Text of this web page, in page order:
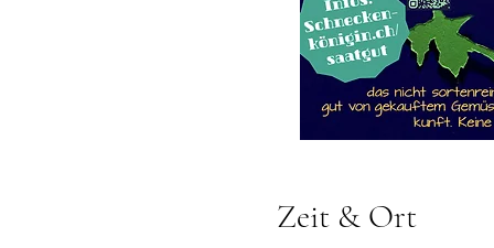
Zeit & Ort